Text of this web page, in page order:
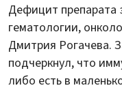
Дефицит
гематологии,
Дмитрия Рогачева.
подчеркнул, что
либо есть в